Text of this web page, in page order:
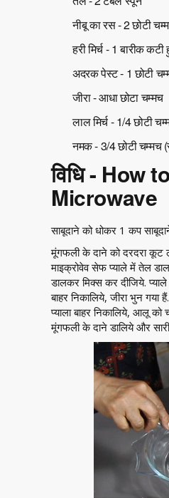
नीबू का रस - 2 छोटी
हरी मिर्च - 1 बारीक कटी
अदरक पेस्ट - 1 छोटी
जीरा - आधा छोटा चम्मच
लाल मिर्च - 1/4 छोटी
नमक - 3/4 छोटी चम्मच
विधि - How
Microwave
साबूदाने को धोकर 1 कप
मूंगफली के दाने को दरदरा कूट
माइक्रोवेव सेफ प्याले में तेल
डालकर मिक्स कर दीजिये.
बाहर निकालिये, जीरा भुन
प्याला बाहर निकालिये, आलू
मूंगफली के दाने डालिये और